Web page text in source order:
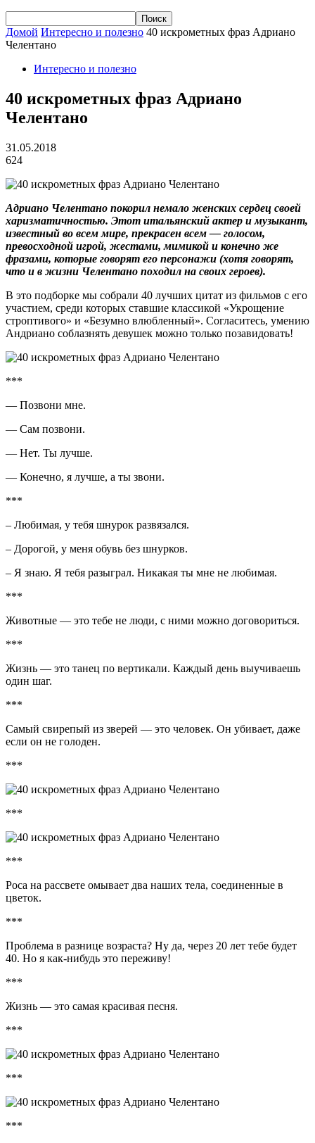
Домой Интересно и полезно 40 искрометных фраз Адриано
Челентано
Интересно и полезно
40 искрометных фраз Адриано
Челентано
31.05.2018
624
Адриано Челентано покорил немало женских сердец своей
харизматичностью. Этот итальянский актер и музыкант,
известный во всем мире, прекрасен всем — голосом,
превосходной игрой, жестами, мимикой и конечно же
фразами, которые говорят его персонажи (хотя говорят,
что и в жизни Челентано походил на своих героев).
В это подборке мы собрали 40 лучших цитат из фильмов с его
участием, среди которых ставшие классикой «Укрощение
строптивого» и «Безумно влюбленный». Согласитесь, умению
Андриано соблазнять девушек можно только позавидовать!
***
— Позвони мне.
— Сам позвони.
— Нет. Ты лучше.
— Конечно, я лучше, а ты звони.
***
– Любимая, у тебя шнурок развязался.
– Дорогой, у меня обувь без шнурков.
– Я знаю. Я тебя разыграл. Никакая ты мне не любимая.
***
Животные — это тебе не люди, с ними можно договориться.
***
Жизнь — это танец по вертикали. Каждый день выучиваешь
один шаг.
***
Самый свирепый из зверей — это человек. Он убивает, даже
если он не голоден.
***
***
***
Роса на рассвете омывает два наших тела, соединенные в
цветок.
***
Проблема в разнице возраста? Ну да, через 20 лет тебе будет
40. Но я как-нибудь это переживу!
***
Жизнь — это самая красивая песня.
***
***
***